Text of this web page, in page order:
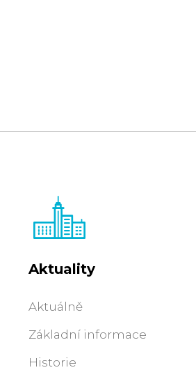
Aktuality
Aktuálně
Základní informace
Historie